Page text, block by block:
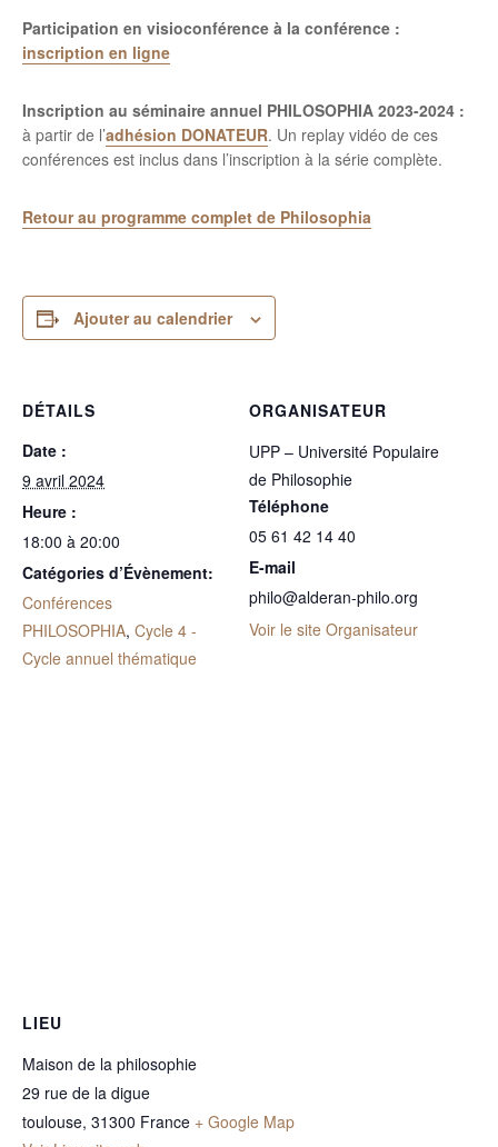
Participation en visioconférence à la conférence :
inscription en ligne
Inscription au séminaire annuel PHILOSOPHIA 2023-2024 :
à partir de l’adhésion DONATEUR. Un replay vidéo de ces
conférences est inclus dans l’inscription à la série complète.
Retour au programme complet de Philosophia
Ajouter au calendrier
DÉTAILS
Date :
9 avril 2024
Heure :
18:00 à 20:00
Catégories d’Évènement:
Conférences
PHILOSOPHIA, Cycle 4 -
Cycle annuel thématique
ORGANISATEUR
UPP – Université Populaire
de Philosophie
Téléphone
05 61 42 14 40
E-mail
philo@alderan-philo.org
Voir le site Organisateur
LIEU
Maison de la philosophie
29 rue de la digue
toulouse, 31300 France + Google Map